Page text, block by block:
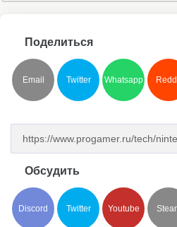
Поделиться
Email Twitter Whatsapp
Обсудить
Discord Twitter Youtube